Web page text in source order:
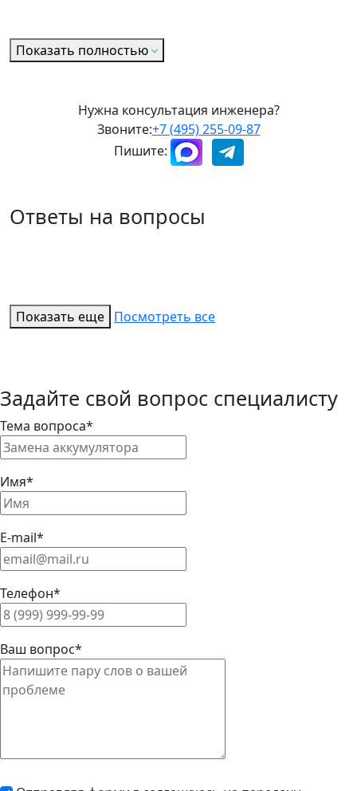
Показать полностью
Нужна консультация инженера?
Звоните:+7 (495) 255-09-87
Пишите:
Ответы на вопросы
Показать еще Посмотреть все
Задайте свой вопрос специалисту
Тема вопроса*
Имя*
E-mail*
Телефон*
Ваш вопрос*